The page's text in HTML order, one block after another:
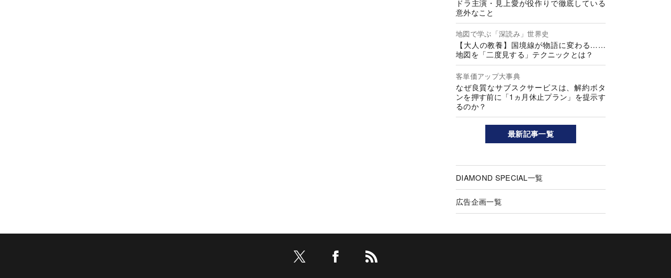
ドラ主演・見上愛が役作りで徹底している
意外なこと
地図で学ぶ「深読み」世界史
【大人の教養】国境線が物語に変わる……
地図を「二度見する」テクニックとは？
客単価アップ大事典
なぜ良質なサブスクサービスは、解約ボタ
ンを押す前に「1ヵ月休止プラン」を提示す
るのか？
最新記事一覧
DIAMOND SPECIAL一覧
広告企画一覧